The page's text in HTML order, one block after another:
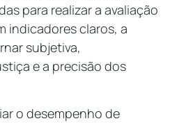
para realizar a avaliação
indicadores claros, a
subjetiva,
e a precisão dos
o desempenho de